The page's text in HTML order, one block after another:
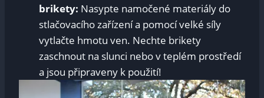
brikety: Nasypte namočené materiály do
stlačovacího zařízení a pomocí velké síly
vytlačte hmotu ven. Nechte brikety
zaschnout na slunci nebo v teplém prostředí
a jsou připraveny k použití!